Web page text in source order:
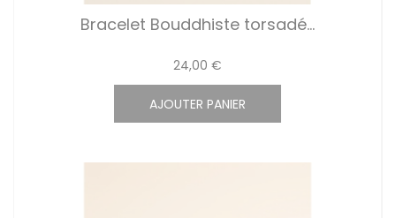
Bracelet Bouddhiste torsadé...
24,00 €
AJOUTER PANIER